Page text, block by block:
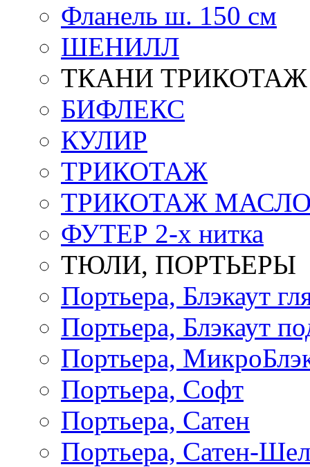
Фланель ш. 150 см
ШЕНИЛЛ
ТКАНИ ТРИКОТАЖ
БИФЛЕКС
КУЛИР
ТРИКОТАЖ
ТРИКОТАЖ
ФУТЕР 2-х нитка
ТЮЛИ, ПОРТЬЕРЫ
Портьера, Блэкаут
Портьера, Блэкаут
Портьера,
Портьера, Софт
Портьера, Сатен
Портьера, Сатен-